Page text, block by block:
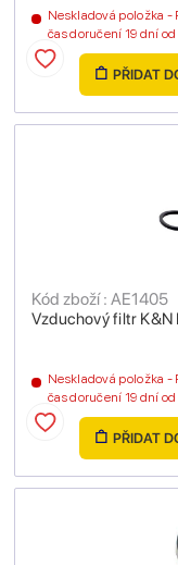
Neskladová položka -
čas doručení 19 dní
PŘIDAT
Vzduchový filtr
Kód zboží : AE1405
Neskladová položka -
čas doručení 19 dní
PŘIDAT